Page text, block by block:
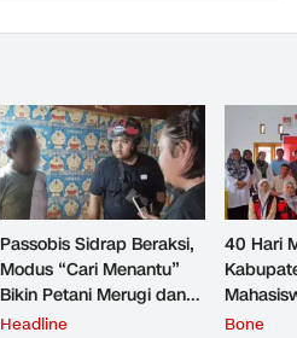
Passobis Sidrap Beraksi,
Modus “Cari Menantu”
Bikin Petani Merugi dan
Malu
Headline
40 Hari
Unhas
Bone